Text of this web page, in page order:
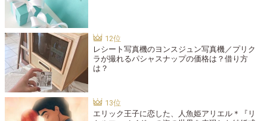
レシート写真機のヨンスジュン写真機／プリク
ラが撮れるパシャスナップの価格は？借り方
は？
エリック王子に恋した、人魚姫アリエル＊『リ